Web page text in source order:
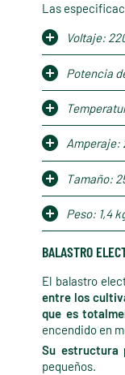
Las
Voltaje:
Potencia
Amperaje:
Tamaño:
Peso: 1,4
BALASTRO
El balastro
entre los
que es
encendido en
Su estructura
pequeños.